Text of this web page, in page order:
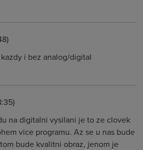
i bez analog/digital
na digitalni vysilani je to ze clovek
vice programu. Az se u nas bude
bude kvalitni obraz, jenom je